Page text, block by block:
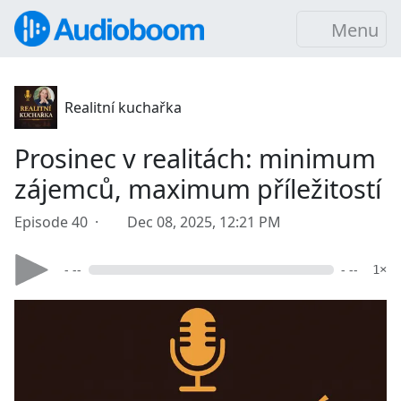
Menu
Realitní kuchařka
Prosinec v realitách: minimum
zájemců, maximum příležitostí
Episode 40 · Dec 08, 2025, 12:21 PM
- -- - -- 1×